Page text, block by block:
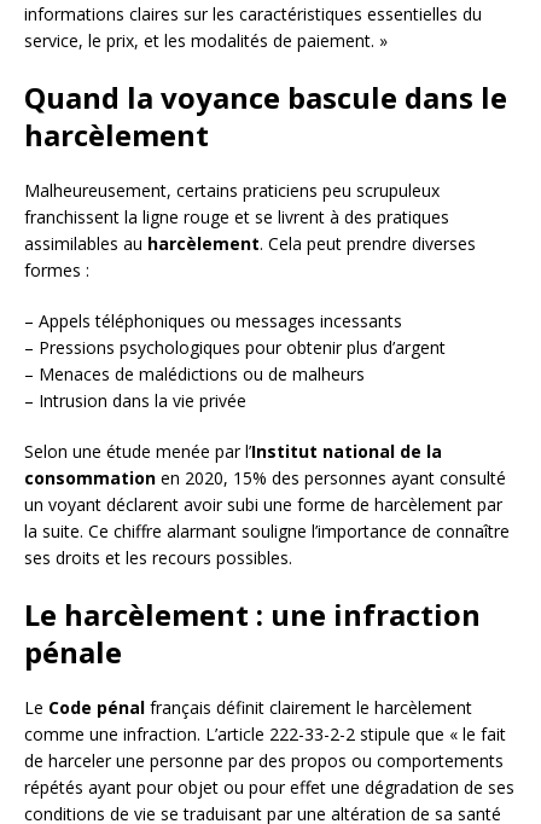
informations claires sur les caractéristiques essentielles du
service, le prix, et les modalités de paiement. »
Quand la voyance bascule dans le
harcèlement
Malheureusement, certains praticiens peu scrupuleux
franchissent la ligne rouge et se livrent à des pratiques
assimilables au harcèlement. Cela peut prendre diverses
formes :
– Appels téléphoniques ou messages incessants
– Pressions psychologiques pour obtenir plus d’argent
– Menaces de malédictions ou de malheurs
– Intrusion dans la vie privée
Selon une étude menée par l’Institut national de la
consommation en 2020, 15% des personnes ayant consulté
un voyant déclarent avoir subi une forme de harcèlement par
la suite. Ce chiffre alarmant souligne l’importance de connaître
ses droits et les recours possibles.
Le harcèlement : une infraction
pénale
Le Code pénal français définit clairement le harcèlement
comme une infraction. L’article 222-33-2-2 stipule que « le fait
de harceler une personne par des propos ou comportements
répétés ayant pour objet ou pour effet une dégradation de ses
conditions de vie se traduisant par une altération de sa santé